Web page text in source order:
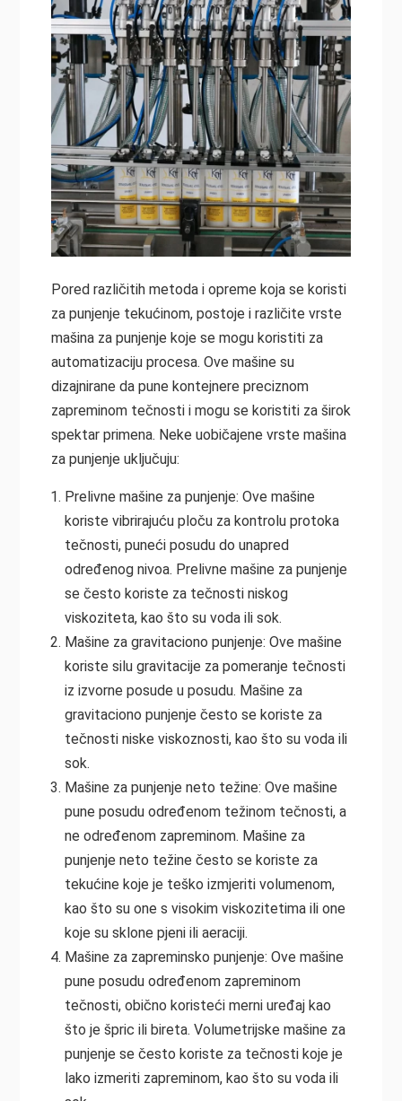
Pored različitih metoda i opreme koja se koristi
za punjenje tekućinom, postoje i različite vrste
mašina za punjenje koje se mogu koristiti za
automatizaciju procesa. Ove mašine su
dizajnirane da pune kontejnere preciznom
zapreminom tečnosti i mogu se koristiti za širok
spektar primena. Neke uobičajene vrste mašina
za punjenje uključuju:
Prelivne mašine za punjenje: Ove mašine
koriste vibrirajuću ploču za kontrolu protoka
tečnosti, puneći posudu do unapred
određenog nivoa. Prelivne mašine za punjenje
se često koriste za tečnosti niskog
viskoziteta, kao što su voda ili sok.
Mašine za gravitaciono punjenje: Ove mašine
koriste silu gravitacije za pomeranje tečnosti
iz izvorne posude u posudu. Mašine za
gravitaciono punjenje često se koriste za
tečnosti niske viskoznosti, kao što su voda ili
sok.
Mašine za punjenje neto težine: Ove mašine
pune posudu određenom težinom tečnosti, a
ne određenom zapreminom. Mašine za
punjenje neto težine često se koriste za
tekućine koje je teško izmjeriti volumenom,
kao što su one s visokim viskozitetima ili one
koje su sklone pjeni ili aeraciji.
Mašine za zapreminsko punjenje: Ove mašine
pune posudu određenom zapreminom
tečnosti, obično koristeći merni uređaj kao
što je špric ili bireta. Volumetrijske mašine za
punjenje se često koriste za tečnosti koje je
lako izmeriti zapreminom, kao što su voda ili